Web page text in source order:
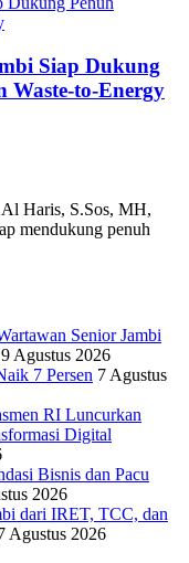
Siap Dukung
Waste-to-Energy
Haris, S.Sos, MH,
mendukung penuh
Senior Jambi
9 Agustus 2026
7 Persen 7 Agustus
RI Luncurkan
Digital
Bisnis dan Pacu
2026
dari IRET, TCC, dan
Agustus 2026